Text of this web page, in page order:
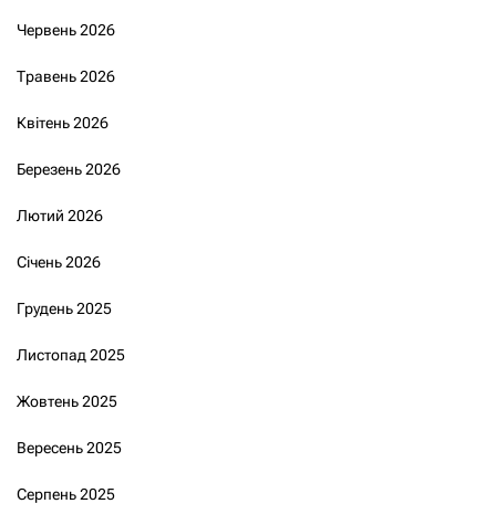
Червень 2026
Травень 2026
Квітень 2026
Березень 2026
Лютий 2026
Січень 2026
Грудень 2025
Листопад 2025
Жовтень 2025
Вересень 2025
Серпень 2025